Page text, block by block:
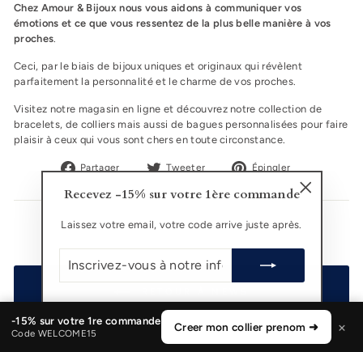
Recevez -15% sur votre 1ère commande
Laissez votre email, votre code arrive juste après.
VOUS
INFOLETTRE
Chez Amour & Bijoux nous vous aidons à communiquer vos
émotions et ce que vous ressentez de la plus belle manière à vos
proches.
Ceci, par le biais de bijoux uniques et originaux qui révèlent
parfaitement la personnalité et le charme de vos proches.
Visitez notre magasin en ligne et découvrez notrecollection de
bracelets, de colliers mais aussi de bagues personnalisées pour faire
plaisir à ceux qui vous sont chers en toute circonstance.
Partager
Partager
Facebook
Tweeter
Tweeter
Twitter
Épingler
sur
Pinterest
-15% sur votre 1re commande
Code WELCOME15 Creer mon collier prenom ➜ ×